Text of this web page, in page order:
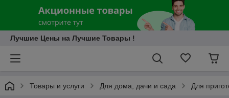
Лучшие Цены на Лучшие Товары !
Товары и услуги Для дома, дачи и сада Для